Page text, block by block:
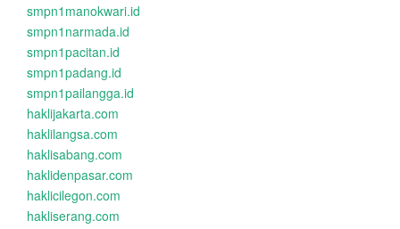
smpn1manokwari.id
smpn1narmada.id
smpn1pacitan.id
smpn1padang.id
smpn1pailangga.id
haklijakarta.com
haklilangsa.com
haklisabang.com
haklidenpasar.com
haklicilegon.com
hakliserang.com